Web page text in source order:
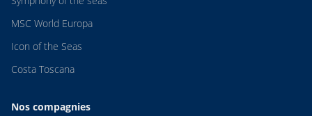
MSC World Europa
Icon of the Seas
Costa Toscana
Nos compagnies